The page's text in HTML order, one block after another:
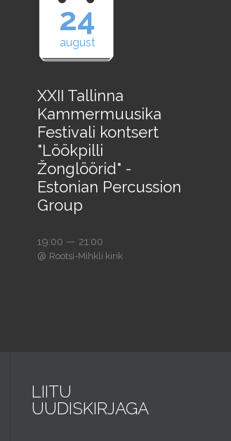
24
august
XXII Tallinna
Kammermuusika
Festivali kontsert
"Löökpilli
Žonglöörid" -
Estonian Percussion
Group
19:00 — 21:00
@ Rootsi-Mihkli kirik
LIITU
UUDISKIRJAGA